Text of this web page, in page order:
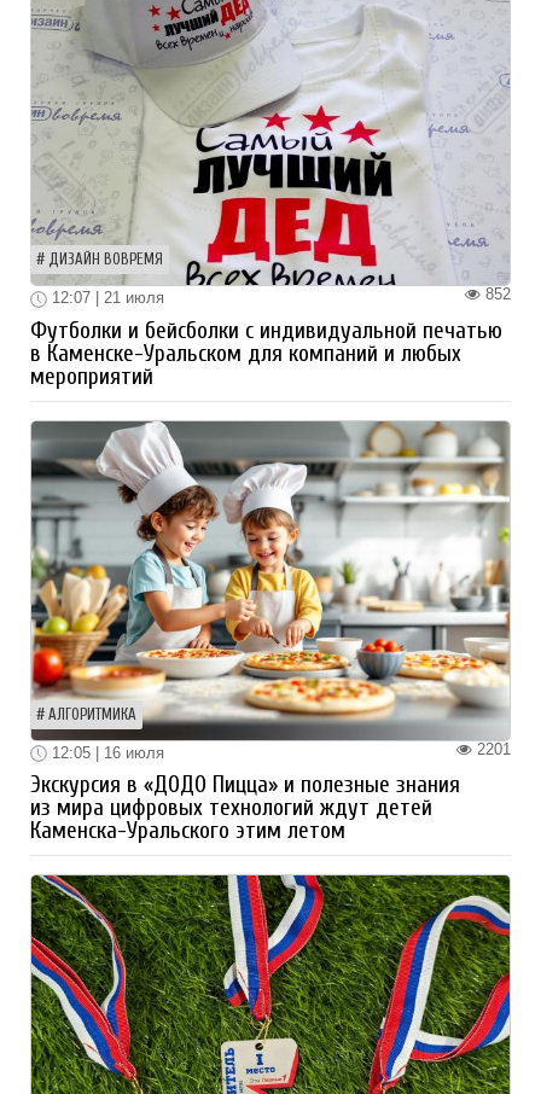
ДИЗАЙН ВОВРЕМЯ
852
12:07 | 21 июля
Футболки и бейсболки с индивидуальной печатью
в Каменске-Уральском для компаний и любых
мероприятий
АЛГОРИТМИКА
2201
12:05 | 16 июля
Экскурсия в «ДОДО Пицца» и полезные знания
из мира цифровых технологий ждут детей
Каменска-Уральского этим летом